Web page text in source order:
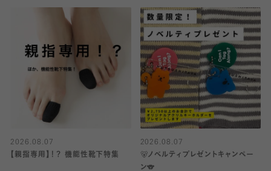
2026.08.07
【親指専用】！？ 機能性靴下特集
2026.08.07
🐻ノベルティプレゼントキャンペー
ン🐨